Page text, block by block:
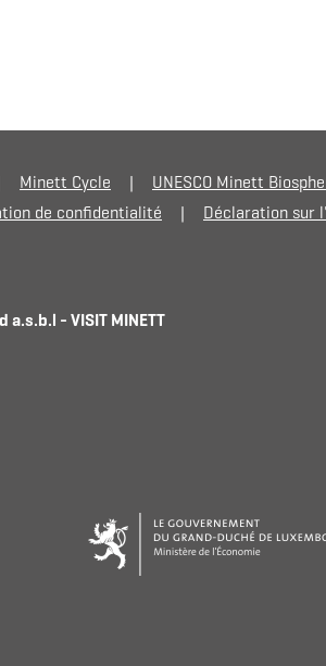
Minett Cycle UNESCO Minett
de confidentialité Déclaration sur
- VISIT MINETT